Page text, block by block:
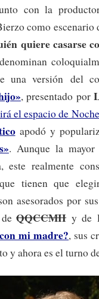
con la
como escenario
quiere casarse
una versión del
, presentado por
el espacio de
apodó y
. Aunque la
este realmente
tienen que
asesorados por
deQQCCMH y de
mi madre?, sus
y ahora es el turno